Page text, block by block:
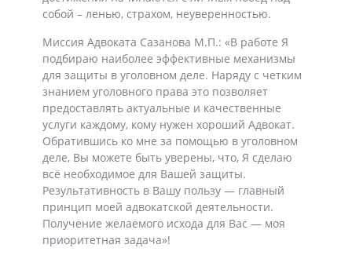
собой – ленью, страхом, неуверенностью.
Миссия Адвоката Сазанова М.П.: «В работе Я
подбираю наиболее эффективные механизмы
для защиты в уголовном деле. Наряду с четким
знанием уголовного права это позволяет
предоставлять актуальные и качественные
услуги каждому, кому нужен хороший Адвокат.
Обратившись ко мне за помощью в уголовном
деле, Вы можете быть уверены, что, Я сделаю
всё необходимое для Вашей защиты.
Результативность в Вашу пользу — главный
принцип моей адвокатской деятельности.
Получение желаемого исхода для Вас — моя
приоритетная задача»!